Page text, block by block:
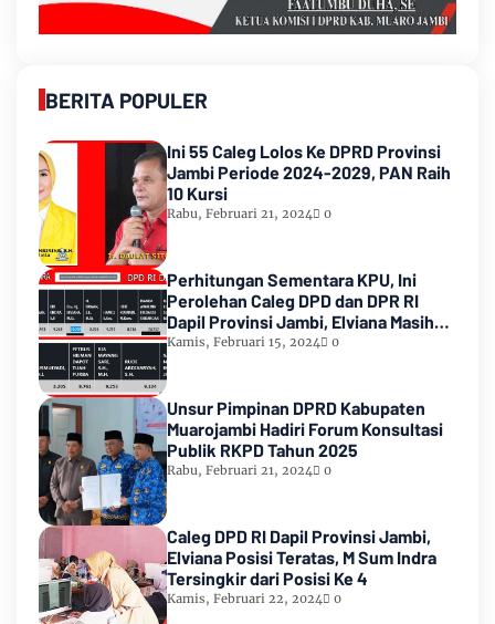
BERITA POPULER
Ini 55 Caleg Lolos Ke DPRD Provinsi
Jambi Periode 2024-2029, PAN Raih
10 Kursi
Rabu, Februari 21, 2024 0
Perhitungan Sementara KPU, Ini
Perolehan Caleg DPD dan DPR RI
Dapil Provinsi Jambi, Elviana Masih
Urutan Kedua Teratas
Kamis, Februari 15, 2024 0
Unsur Pimpinan DPRD Kabupaten
Muarojambi Hadiri Forum Konsultasi
Publik RKPD Tahun 2025
Rabu, Februari 21, 2024 0
Caleg DPD RI Dapil Provinsi Jambi,
Elviana Posisi Teratas, M Sum Indra
Tersingkir dari Posisi Ke 4
Kamis, Februari 22, 2024 0